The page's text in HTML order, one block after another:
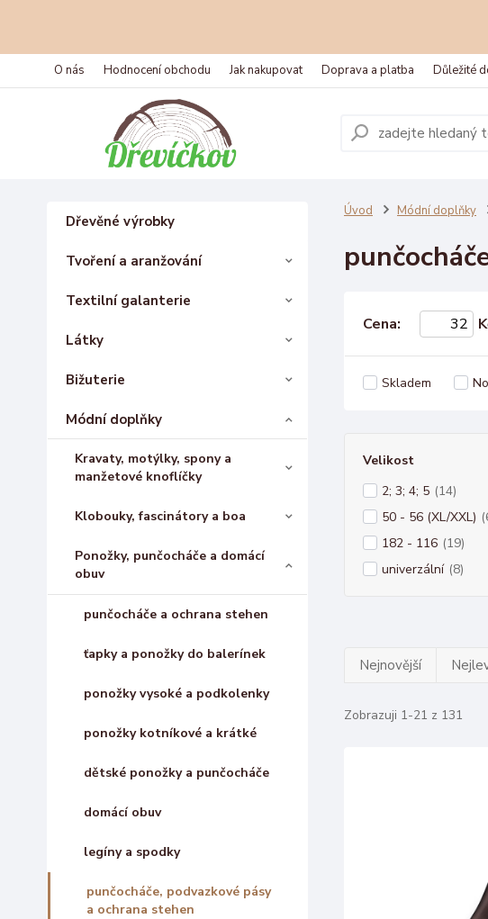
O nás Hodnocení obchodu Jak nakupovat Doprava a platba Důležité
Dřevěné výrobky
Tvoření a aranžování
Textilní galanterie
Látky
Bižuterie
Módní doplňky
Kravaty, motýlky, spony a
manžetové knoflíčky
Klobouky, fascinátory a boa
Ponožky, punčocháče a domácí
obuv
punčocháče a ochrana stehen
ťapky a ponožky do balerínek
ponožky vysoké a podkolenky
ponožky kotníkové a krátké
dětské ponožky a punčocháče
domácí obuv
legíny a spodky
punčocháče, podvazkové pásy
a ochrana stehen
Úvod Módní doplňky
Cena:
Skladem
Velikost
2; 3; 4; 5 (14)
50 - 56 (XL/XXL)
182 - 116 (19)
univerzální (8)
Nejnovější
Zobrazuji 1-21 z 131